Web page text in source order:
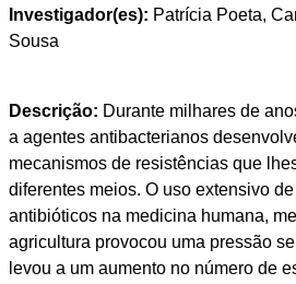
Investigador(es): Patrícia Poeta,
Sousa
Descrição: Durante milhares de
a agentes antibacterianos
mecanismos de resistências que
diferentes meios. O uso extensivo
antibióticos na medicina humana,
agricultura provocou uma pressão
levou a um aumento no número de